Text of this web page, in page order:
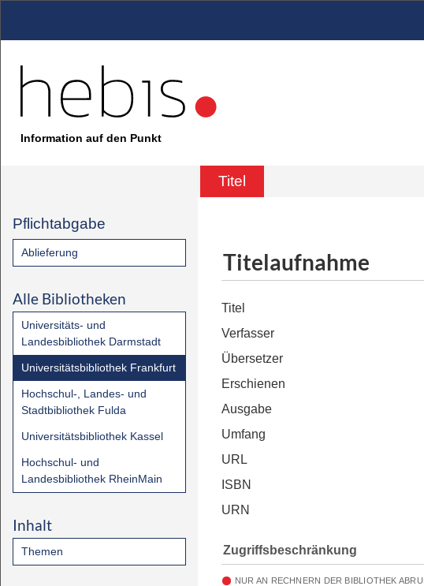
Information auf den Punkt
Titel
Pflichtabgabe
Ablieferung
Alle Bibliotheken
Universitäts- und
Landesbibliothek Darmstadt
Universitätsbibliothek Frankfurt
Hochschul-, Landes- und
Stadtbibliothek Fulda
Universitätsbibliothek Kassel
Hochschul- und
Landesbibliothek RheinMain
Inhalt
Themen
Titelaufnahme
Titel
Verfasser
Übersetzer
Erschienen
Ausgabe
Umfang
URL
ISBN
URN
Zugriffsbeschränkung
NUR AN RECHNERN DER BIBLIOTHEK